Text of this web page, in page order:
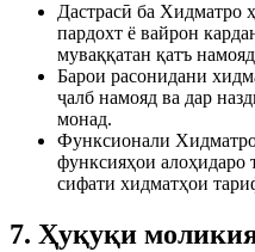
Дастрасӣ ба Хидматро
пардохт ё вайрон
муваққатан қатъ
Барои расонидани
ҷалб намояд ва дар
монад.
Функсионали
функсияҳои алоҳидаро
сифати хидматҳои
7. Ҳуқуқи